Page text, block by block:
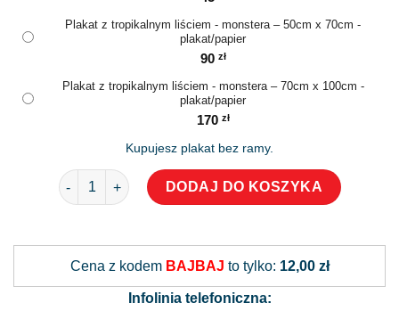
Plakat z tropikalnym liściem - monstera – 50cm x 70cm -
plakat/papier
90 zł
Plakat z tropikalnym liściem - monstera – 70cm x 100cm -
plakat/papier
170 zł
Kupujesz plakat bez ramy.
ilość Plakat z tropikalnym liściem - monstera
DODAJ DO KOSZYKA
Cena z kodem BAJBAJ to tylko: 12,00 zł
Infolinia telefoniczna: